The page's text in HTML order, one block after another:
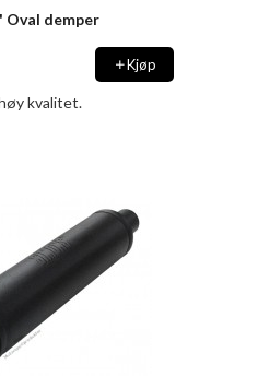
Oval demper
Kjøp
kvalitet.